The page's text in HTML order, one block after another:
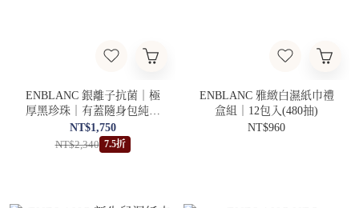
ENBLANC 銀離子抗菌｜極
厚黑珍珠｜有蓋隨身包純水
濕紙巾｜20抽36包
NT$1,750
NT$2,340 7.5折
ENBLANC 雅緻白濕紙巾禮
盒組｜12包入(480抽)
NT$960